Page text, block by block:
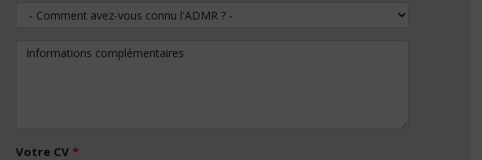
Comment avez-vous connu l'ADMR ?
Informations complémentaires
Votre CV *